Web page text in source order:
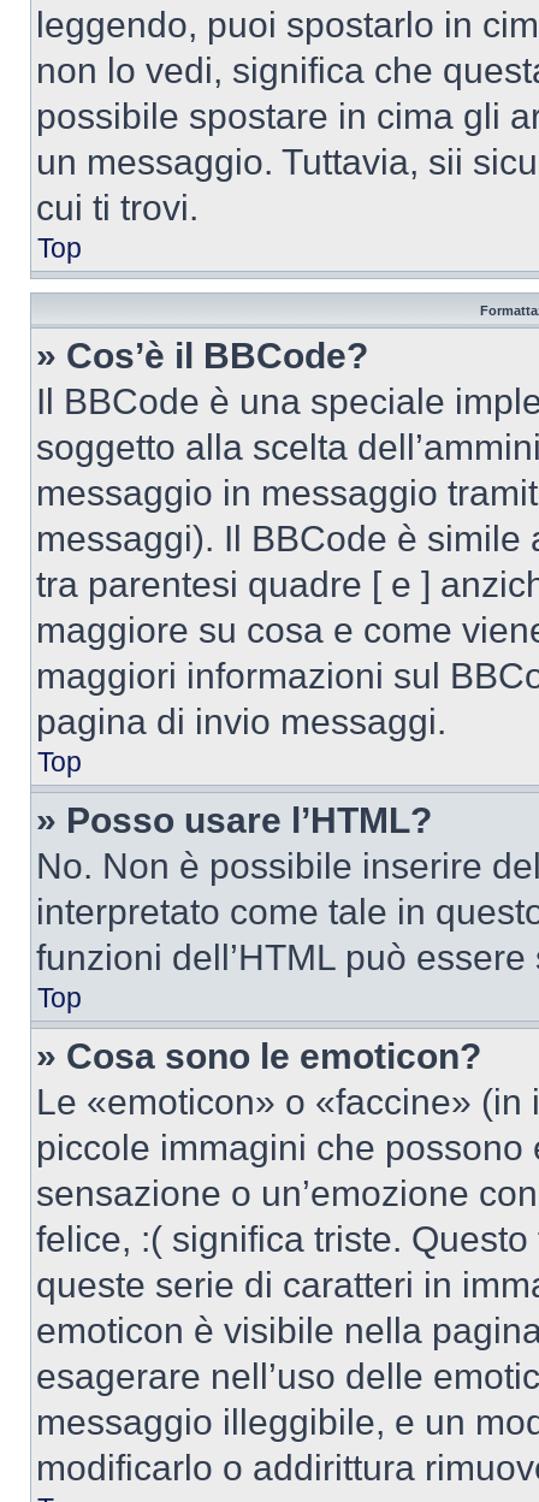
leggendo, puoi spostarlo in
non lo vedi, significa che
possibile spostare in cima gli
un messaggio. Tuttavia, sii
cui ti trovi.
Top
» Cos’è il BBCode?
Il BBCode è una speciale
soggetto alla scelta
messaggio in messaggio
messaggi). Il BBCode è simile
tra parentesi quadre [ e ]
maggiore su cosa e come
maggiori informazioni sul
pagina di invio messaggi.
Top
» Posso usare l’HTML?
No. Non è possibile inserire
interpretato come tale in
funzioni dell’HTML può
Top
» Cosa sono le emoticon?
Le «emoticon» o «faccine»
piccole immagini che
sensazione o un’emozione
felice, :( significa triste.
queste serie di caratteri in
emoticon è visibile nella
esagerare nell’uso delle
messaggio illeggibile, e un
modificarlo o addirittura